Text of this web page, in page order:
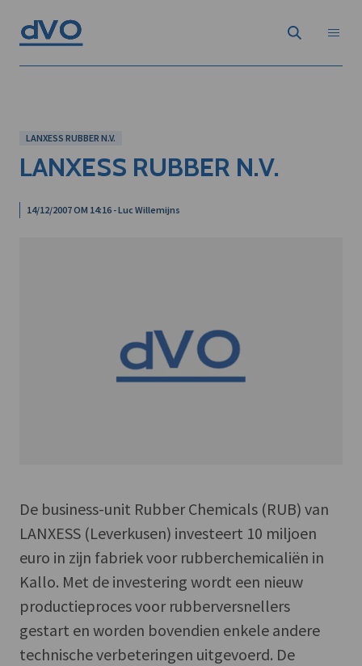
LANXESS RUBBER N.V.
LANXESS RUBBER N.V.
14/12/2007 OM 14:16 - Luc Willemijns
De business-unit Rubber Chemicals (RUB) van
LANXESS (Leverkusen) investeert 10 miljoen
euro in zijn fabriek voor rubberchemicaliën in
Kallo. Met de investering wordt een nieuw
productieproces voor rubberversnellers
gestart en worden bovendien enkele andere
technische verbeteringen uitgevoerd. De